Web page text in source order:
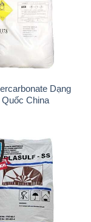
Dạng
Quốc China